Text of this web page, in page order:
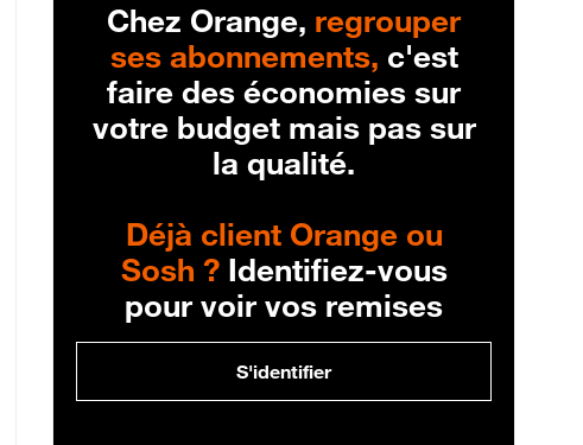
Chez Orange, regrouper
ses abonnements, c'est
faire des économies sur
votre budget mais pas sur
la qualité.
Déjà client Orange ou
Sosh ?Identifiez-vous
pour voir vos remises
S'identifier